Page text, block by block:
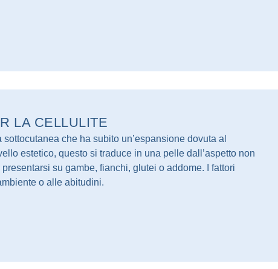
LA CELLULITE
che ha subito un’espansione dovuta al
estetico, questo si traduce in una pelle dall’aspetto non
su gambe, fianchi, glutei o addome. I fattori
o alle abitudini.